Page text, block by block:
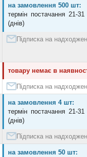
на замовлення 500 шт:
термін постачання 21-31
(днів)
Підписка на
товару немає в
Підписка на
на замовлення 4 шт:
термін постачання 21-31
(днів)
Підписка на
на замовлення 50 шт: